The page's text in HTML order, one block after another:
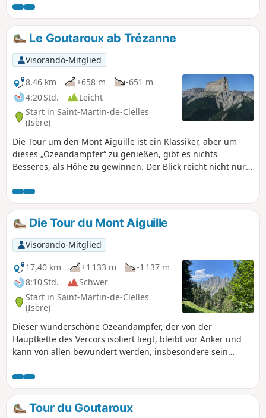
Aussicht muss man sich verdienen, denn die
Strecke ist anspruchsvoll, führt über
teilweise vergessene und oft sehr steile
Wege, die nur bei trockenem Wetter
begehbar sind. Aber die Anstrengung wird
voll und ganz belohnt.
Le Goutaroux ab Trézanne
Visorando-Mitglied
8,46 km
+658 m
-651 m
4:20 Std.
Leicht
Start in Saint-Martin-de-Clelles
(Isère)
Die Tour um den Mont Aiguille ist ein Klassiker, aber um
dieses „Ozeandampfer“ zu genießen, gibt es nichts
Besseres, als Höhe zu gewinnen. Der Blick reicht nicht nur
man einen 360°-Blick: von Grenoble bis zum Trièves und bis
zum Dévoluy auf der einen Seite. Von den Bergkämmen des
Vercors bis zur Chartreuse auf der anderen Seite.
Die Tour du Mont Aiguille
Visorando-Mitglied
17,40 km
+1 133 m
-1 137 m
8:10 Std.
Schwer
Start in Saint-Martin-de-Clelles
(Isère)
Dieser wunderschöne Ozeandampfer, der von der
Hauptkette des Vercors isoliert liegt, bleibt vor Anker und
kann von allen bewundert werden, insbesondere sein
Richardière überragt.
Tour du Goutaroux